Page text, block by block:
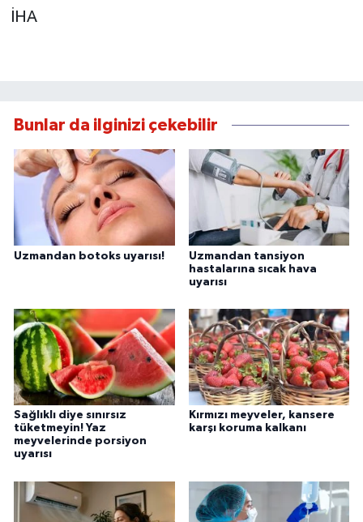
İHA
Bunlar da ilginizi çekebilir
Uzmandan botoks uyarısı!
Uzmandan tansiyon
hastalarına sıcak hava
uyarısı
Sağlıklı diye sınırsız
tüketmeyin! Yaz
meyvelerinde porsiyon
uyarısı
Kırmızı meyveler, kansere
karşı koruma kalkanı